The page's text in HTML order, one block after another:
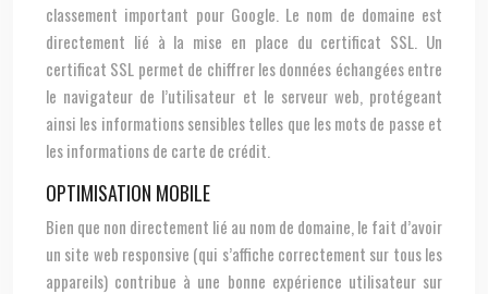
classement important pour Google. Le nom de domaine est
directement lié à la mise en place du certificat SSL. Un
certificat SSL permet de chiffrer les données échangées entre
le navigateur de l’utilisateur et le serveur web, protégeant
ainsi les informations sensibles telles que les mots de passe et
les informations de carte de crédit.
OPTIMISATION MOBILE
Bien que non directement lié au nom de domaine, le fait d’avoir
un site web responsive (qui s’affiche correctement sur tous les
appareils) contribue à une bonne expérience utilisateur sur